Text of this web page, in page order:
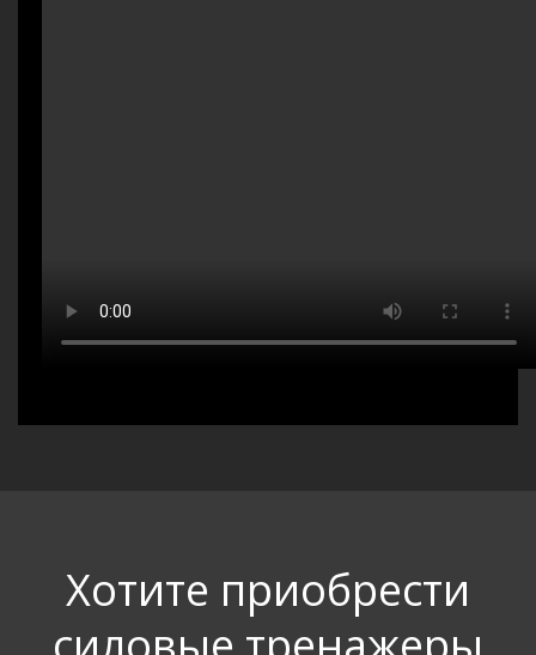
Хотите приобрести